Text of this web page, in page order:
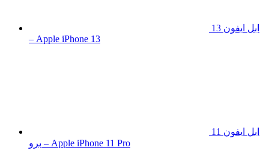
ابل ايفون 13
– Apple iPhone 13
ابل ايفون 11
برو – Apple iPhone 11 Pro